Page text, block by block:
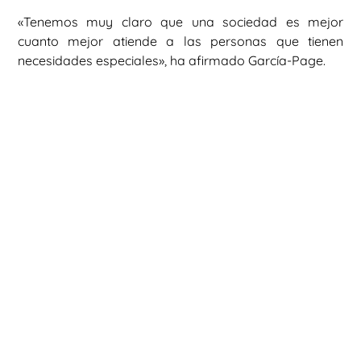
«Tenemos muy claro que una sociedad es mejor
cuanto mejor atiende a las personas que tienen
necesidades especiales», ha afirmado García-Page.